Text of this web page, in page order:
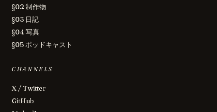
§02 制作物
§03 日記
§04 写真
§05 ポッドキャスト
CHANNELS
X / Twitter
GitHub